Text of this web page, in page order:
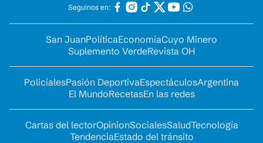
Seguinos en:
San JuanPolíticaEconomíaCuyo Minero
Suplemento VerdeRevista OH
PolicialesPasión DeportivaEspectáculosArgentina
El MundoRecetasEn las redes
Cartas del lectorOpinionSocialesSaludTecnología
TendenciaEstado del tránsito